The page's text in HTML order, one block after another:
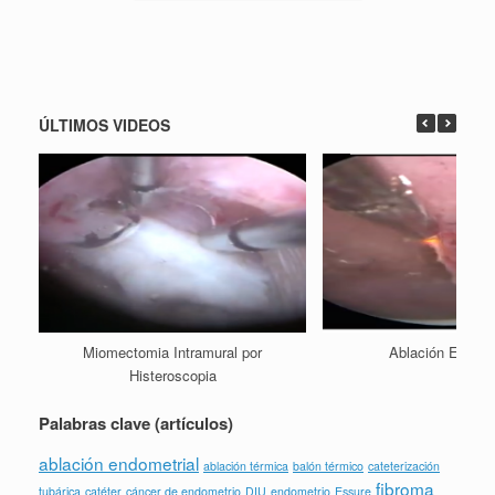
ÚLTIMOS VIDEOS
Miomectomia Intramural por
Histeroscopia
Ablación
Palabras clave (artículos)
ablación endometrial ablación térmica balón térmico cateterización
tubárica catéter cáncer de endometrio DIU endometrio Essure fibroma